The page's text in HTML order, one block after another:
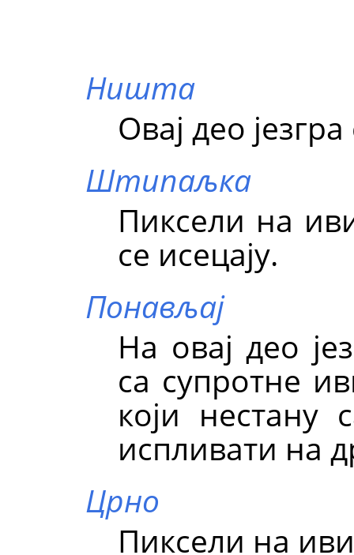
Ништа
Овај део
Штипаљка
Пиксели на
се исецају.
Понављај
На овај део
са супротне
који нестану
испливати на
Црно
Пиксели на